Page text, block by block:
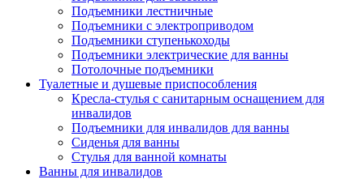
Подъемники лестничные
Подъемники с электроприводом
Подъемники ступенькоходы
Подъемники электрические для ванны
Потолочные подъемники
Туалетные и душевые приспособления
Кресла-стулья с санитарным оснащением для
инвалидов
Подъемники для инвалидов для ванны
Сиденья для ванны
Стулья для ванной комнаты
Ванны для инвалидов